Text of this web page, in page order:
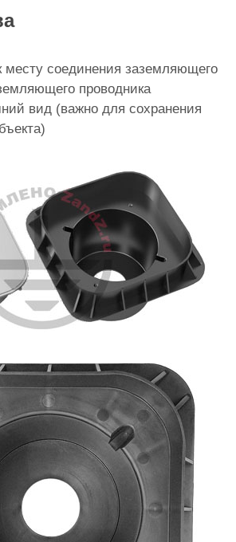
месту соединения заземляющего
проводника
вид (важно для сохранения